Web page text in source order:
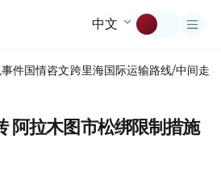
中文
事件国情咨文跨里海国际运输路线/中间走廊
阿拉木图市松绑限制措施